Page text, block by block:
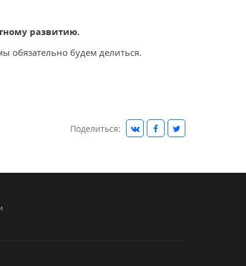
развитию.
обязательно будем делиться.
Поделиться: